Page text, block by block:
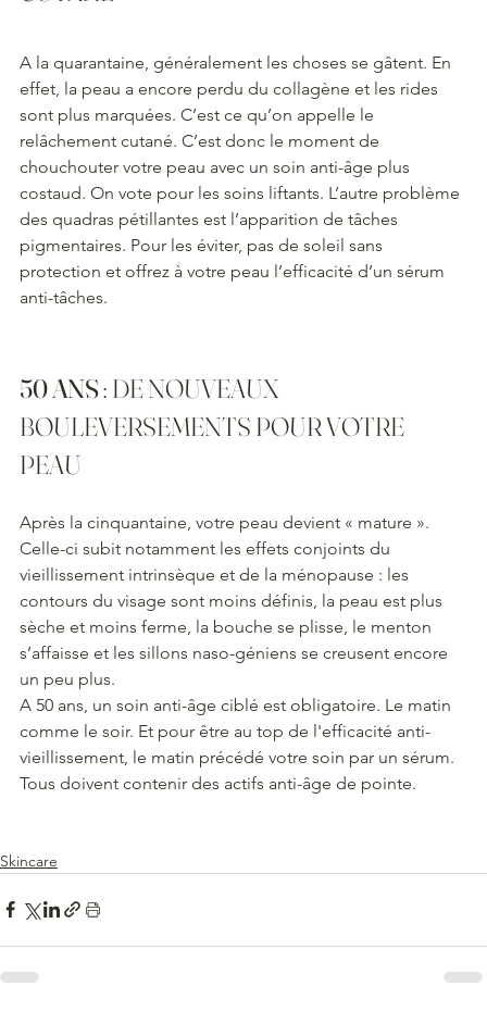
A la quarantaine, généralement les choses se gâtent. En
effet, la peau a encore perdu du collagène et les rides
sont plus marquées. C’est ce qu’on appelle le
relâchement cutané. C’est donc le moment de
chouchouter votre peau avec un soin anti-âge plus
costaud. On vote pour les soins liftants. L’autre problème
des quadras pétillantes est l’apparition de tâches
pigmentaires. Pour les éviter, pas de soleil sans
protection et offrez à votre peau l’efficacité d’un sérum
anti-tâches.
50 ANS : DE NOUVEAUX
BOULEVERSEMENTS POUR VOTRE
PEAU
Après la cinquantaine, votre peau devient « mature ».
Celle-ci subit notamment les effets conjoints du
vieillissement intrinsèque et de la ménopause : les
contours du visage sont moins définis, la peau est plus
sèche et moins ferme, la bouche se plisse, le menton
s’affaisse et les sillons naso-géniens se creusent encore
un peu plus.
A 50 ans, un soin anti-âge ciblé est obligatoire. Le matin
comme le soir. Et pour être au top de l'efficacité anti-
vieillissement, le matin précédé votre soin par un sérum.
Tous doivent contenir des actifs anti-âge de pointe.
Skincare